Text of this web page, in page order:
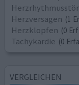
Herzversagen (1
Herzklopfen (0
Tachykardie (0
VERGLEICHEN